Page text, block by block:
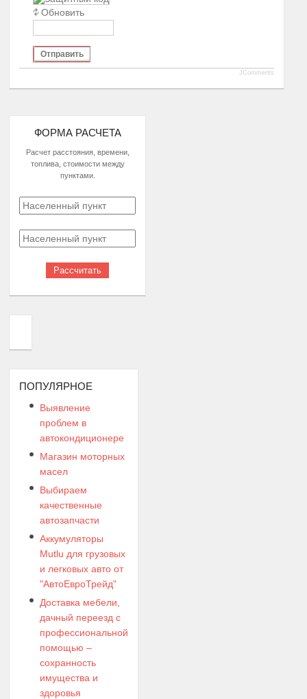
Обновить
Отправить
JComments
ФОРМА РАСЧЕТА
Расчет расстояния, времени,
топлива, стоимости между
пунктами.
ПОПУЛЯРНОЕ
Выявление
проблем в
автокондиционере
Магазин моторных
масел
Выбираем
качественные
автозапчасти
Аккумуляторы
Mutlu для грузовых
и легковых авто от
"АвтоЕвроТрейд"
Доставка мебели,
дачный переезд с
профессиональной
помощью –
сохранность
имущества и
здоровья